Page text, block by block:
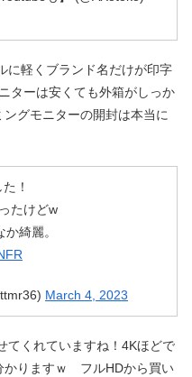
に軽くブランド名だけが印字
ターは安くても外箱がしっか
グモニターの開封は本当に
！
たけどw
綺麗。
March 4, 2023
てくれていますね！4Kほどで
りますｗ フルHDから買い